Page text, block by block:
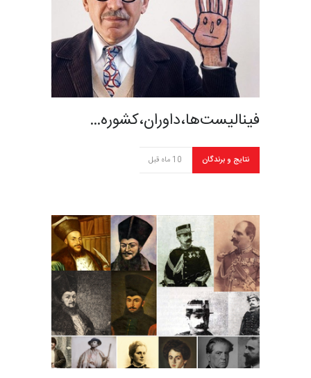
فینالیست‌ها،داوران،کشوره…
نتایج و برندگان 10 ماه قبل